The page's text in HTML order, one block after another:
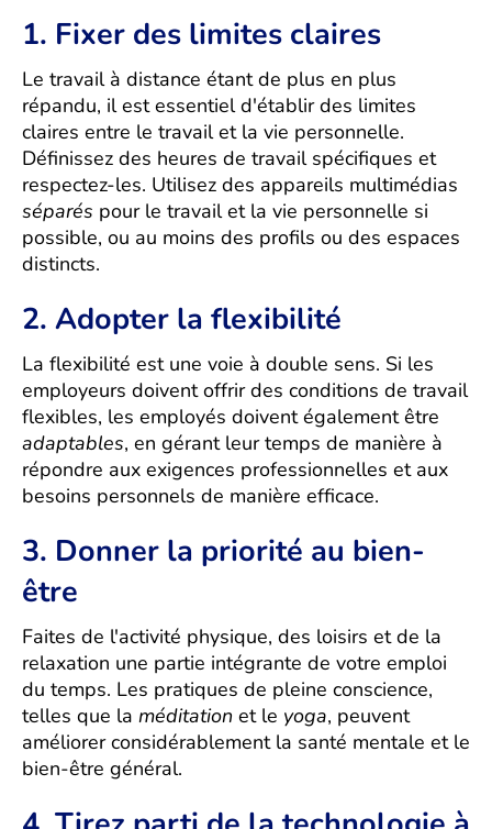
1. Fixer des limites claires
Le travail à distance étant de plus en plus
répandu, il est essentiel d'établir des limites
claires entre le travail et la vie personnelle.
Définissez des heures de travail spécifiques et
respectez-les. Utilisez des appareils multimédias
séparés pour le travail et la vie personnelle si
possible, ou au moins des profils ou des espaces
distincts.
2. Adopter la flexibilité
La flexibilité est une voie à double sens. Si les
employeurs doivent offrir des conditions de travail
flexibles, les employés doivent également être
adaptables, en gérant leur temps de manière à
répondre aux exigences professionnelles et aux
besoins personnels de manière efficace.
3. Donner la priorité au bien-
être
Faites de l'activité physique, des loisirs et de la
relaxation une partie intégrante de votre emploi
du temps. Les pratiques de pleine conscience,
telles que la méditation et le yoga, peuvent
améliorer considérablement la santé mentale et le
bien-être général.